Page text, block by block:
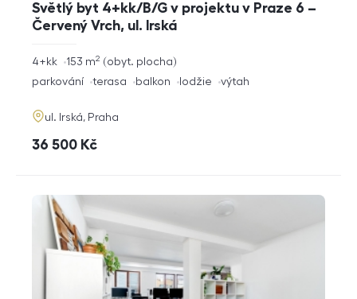
Světlý byt 4+kk/B/G v projektu v Praze 6 –
Červený Vrch, ul. Irská
rozměry
4+kk obyt. plocha
153 m2
funkce
parkování terasa balkon lodžie výtah
adresa
ul. Irská, Praha
cena
36 500 Kč